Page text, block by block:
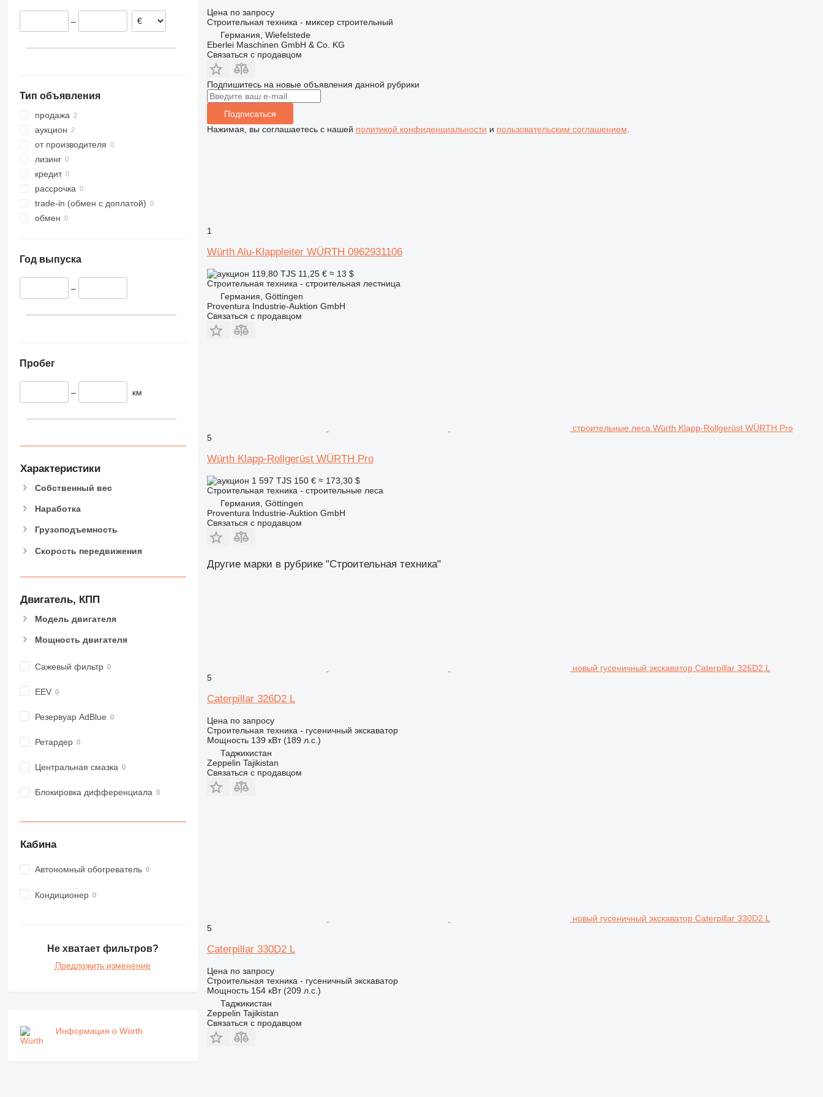
311
317
318
319
320
321
322
323
324
325
330
336
374
420
428
434
826
908
918
926
928
938
953
962
963
980
990
CB
CS
427
8008
8018
8025
8026
8030
8035
CT
JS
JZ
TM
VMT
Vibromax
3246
Liftlux
Pecolift
Toucan
SD
XM
–
Тип объявления
продажа
аукцион
от производителя
лизинг
кредит
рассрочка
trade-in (обмен с доплатой)
обмен
Год выпуска
–
Пробег
– км
Характеристики
Собственный вес
Наработка
Грузоподъемность
Скорость передвижения
Двигатель, КПП
Модель двигателя
Мощность двигателя
Сажевый фильтр
EEV
Резервуар AdBlue
Ретардер
Центральная смазка
Блокировка дифференциала
Кабина
Автономный обогреватель
Кондиционер
Не хватает фильтров?
Предложить изменение
Информация о Würth
Цена по запросу
Строительная техника - миксер строительный
Германия, Wiefelstede
Eberlei Maschinen GmbH & Co. KG
Связаться с продавцом
Подпишитесь на новые объявления данной рубрики
Подписаться
Нажимая, вы соглашаетесь с нашей политикой конфиденциальности и пользовательским соглашением
1
Würth Alu-Klappleiter WÜRTH 0962931106
119,80 TJS 11,25 € ≈ 13 $
Строительная техника - строительная лестница
Германия, Göttingen
Proventura Industrie-Auktion GmbH
Связаться с продавцом
строительные леса Würth Klapp-Rollgerüst WÜRTH Pro
5
Würth Klapp-Rollgerüst WÜRTH Pro
1 597 TJS 150 € ≈ 173,30 $
Строительная техника - строительные леса
Германия, Göttingen
Proventura Industrie-Auktion GmbH
Связаться с продавцом
Другие марки в рубрике "Строительная техника"
новый гусеничный экскаватор Caterpillar 326D2 L
5
Caterpillar 326D2 L
Цена по запросу
Строительная техника - гусеничный экскаватор
Мощность 139 кВт (189 л.с.)
Таджикистан
Zeppelin Tajikistan
Связаться с продавцом
новый гусеничный экскаватор Caterpillar 330D2 L
5
Caterpillar 330D2 L
Цена по запросу
Строительная техника - гусеничный экскаватор
Мощность 154 кВт (209 л.с.)
Таджикистан
Zeppelin Tajikistan
Связаться с продавцом